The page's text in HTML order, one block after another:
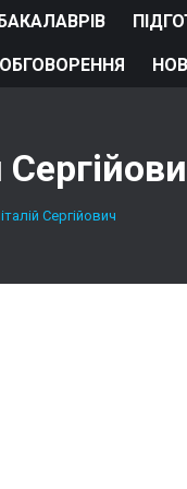
Сергійович